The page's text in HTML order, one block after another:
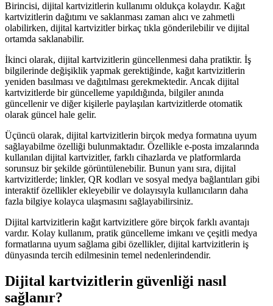
Birincisi, dijital kartvizitlerin kullanımı oldukça kolaydır. Kağıt
kartvizitlerin dağıtımı ve saklanması zaman alıcı ve zahmetli
olabilirken, dijital kartvizitler birkaç tıkla gönderilebilir ve dijital
ortamda saklanabilir.
İkinci olarak, dijital kartvizitlerin güncellenmesi daha pratiktir. İş
bilgilerinde değişiklik yapmak gerektiğinde, kağıt kartvizitlerin
yeniden basılması ve dağıtılması gerekmektedir. Ancak dijital
kartvizitlerde bir güncelleme yapıldığında, bilgiler anında
güncellenir ve diğer kişilerle paylaşılan kartvizitlerde otomatik
olarak güncel hale gelir.
Üçüncü olarak, dijital kartvizitlerin birçok medya formatına uyum
sağlayabilme özelliği bulunmaktadır. Özellikle e-posta imzalarında
kullanılan dijital kartvizitler, farklı cihazlarda ve platformlarda
sorunsuz bir şekilde görüntülenebilir. Bunun yanı sıra, dijital
kartvizitlerde; linkler, QR kodları ve sosyal medya bağlantıları gibi
interaktif özellikler ekleyebilir ve dolayısıyla kullanıcıların daha
fazla bilgiye kolayca ulaşmasını sağlayabilirsiniz.
Dijital kartvizitlerin kağıt kartvizitlere göre birçok farklı avantajı
vardır. Kolay kullanım, pratik güncelleme imkanı ve çeşitli medya
formatlarına uyum sağlama gibi özellikler, dijital kartvizitlerin iş
dünyasında tercih edilmesinin temel nedenlerindendir.
Dijital kartvizitlerin güvenliği nasıl
sağlanır?